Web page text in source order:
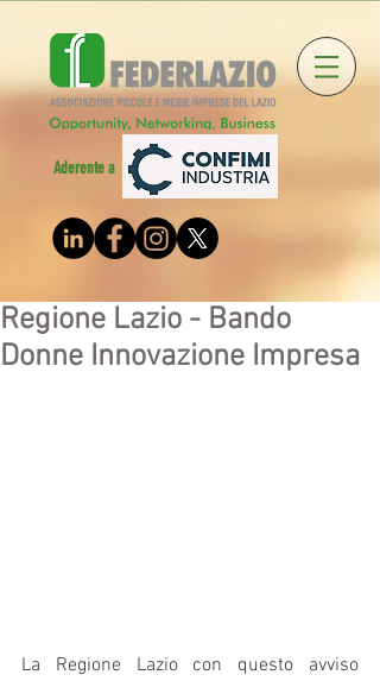
Aderente a
Regione Lazio - Bando
Donne Innovazione Impresa
La Regione Lazio con questo avviso